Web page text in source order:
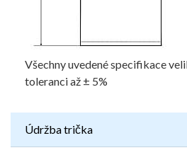
Všechny uvedené specifikace
toleranci až ± 5%
Údržba trička